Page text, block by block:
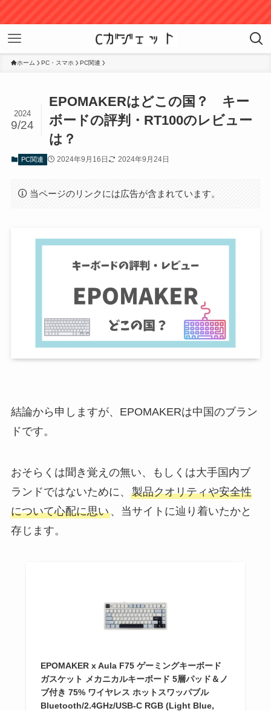
ホーム PC・スマホ PC関連
EPOMAKERはどこの国？ キー
ボードの評判・RT100のレビュー
は？
2024
9/24
PC関連 2024年9月16日 2024年9月24日
当ページのリンクには広告が含まれています。
結論から申しますが、EPOMAKERは中国のブラン
ドです。
おそらくは聞き覚えの無い、もしくは大手国内ブ
ランドではないために、 製品クオリティや安全性
について心配に思い、当サイトに辿り着いたかと
存じます。
EPOMAKER x Aula F75 ゲーミングキーボード
ガスケット メカニカルキーボード 5層パッド＆ノ
ブ付き 75% ワイヤレス ホットスワッパブル
Bluetooth/2.4GHz/USB-C RGB (Light Blue,